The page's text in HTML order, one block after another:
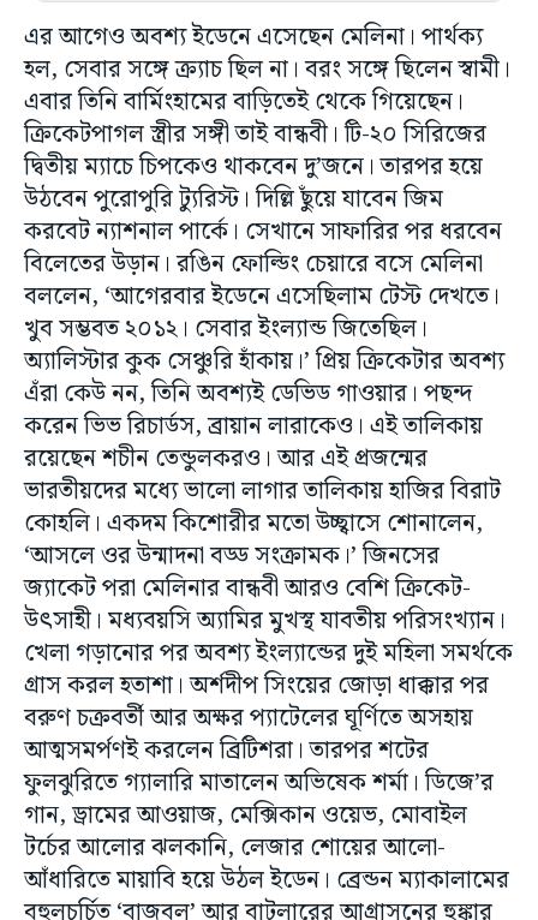
এর আগেও অবশ্য ইডেনে এসেছেন মেলিনা। পার্থক্য
হল, সেবার সঙ্গে ক্র্যাচ ছিল না। বরং সঙ্গে ছিলেন স্বামী।
এবার তিনি বার্মিংহামের বাড়িতেই থেকে গিয়েছেন।
ক্রিকেটপাগল স্ত্রীর সঙ্গী তাই বান্ধবী। টি-২০ সিরিজের
দ্বিতীয় ম্যাচে চিপকেও থাকবেন দু’জনে। তারপর হয়ে
উঠবেন পুরোপুরি ট্যুরিস্ট। দিল্লি ছুঁয়ে যাবেন জিম
করবেট ন্যাশনাল পার্কে। সেখানে সাফারির পর ধরবেন
বিলেতের উড়ান। রঙিন ফোল্ডিং চেয়ারে বসে মেলিনা
বললেন, ‘আগেরবার ইডেনে এসেছিলাম টেস্ট দেখতে।
খুব সম্ভবত ২০১২। সেবার ইংল্যান্ড জিতেছিল।
অ্যালিস্টার কুক সেঞ্চুরি হাঁকায়।’ প্রিয় ক্রিকেটার অবশ্য
এঁরা কেউ নন, তিনি অবশ্যই ডেভিড গাওয়ার। পছন্দ
করেন ভিভ রিচার্ডস, ব্রায়ান লারাকেও। এই তালিকায়
রয়েছেন শচীন তেন্ডুলকরও। আর এই প্রজন্মের
ভারতীয়দের মধ্যে ভালো লাগার তালিকায় হাজির বিরাট
কোহলি। একদম কিশোরীর মতো উচ্ছ্বাসে শোনালেন,
‘আসলে ওর উন্মাদনা বড্ড সংক্রামক।’ জিনসের
জ্যাকেট পরা মেলিনার বান্ধবী আরও বেশি ক্রিকেট-
উৎসাহী। মধ্যবয়সি অ্যামির মুখস্থ যাবতীয় পরিসংখ্যান।
খেলা গড়ানোর পর অবশ্য ইংল্যান্ডের দুই মহিলা সমর্থকে
গ্রাস করল হতাশা। অর্শদীপ সিংয়ের জোড়া ধাক্কার পর
বরুণ চক্রবর্তী আর অক্ষর প্যাটেলের ঘূর্ণিতে অসহায়
আত্মসমর্পণই করলেন ব্রিটিশরা। তারপর শটের
ফুলঝুরিতে গ্যালারি মাতালেন অভিষেক শর্মা। ডিজে’র
গান, ড্রামের আওয়াজ, মেক্সিকান ওয়েভ, মোবাইল
টর্চের আলোর ঝলকানি, লেজার শোয়ের আলো-
আঁধারিতে মায়াবি হয়ে উঠল ইডেন। ব্রেন্ডন ম্যাকালামের